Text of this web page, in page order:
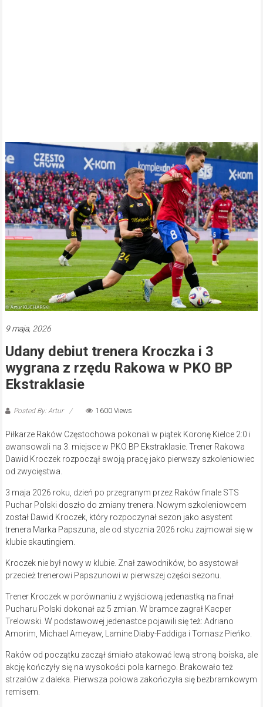
9 maja, 2026
Udany debiut trenera Kroczka i 3
wygrana z rzędu Rakowa w PKO BP
Ekstraklasie
Posted By: Artur 1600 Views
Piłkarze Raków Częstochowa pokonali w piątek Koronę Kielce 2:0 i
awansowali na 3. miejsce w PKO BP Ekstraklasie. Trener Rakowa
Dawid Kroczek rozpoczął swoją pracę jako pierwszy szkoleniowiec
od zwycięstwa.
3 maja 2026 roku, dzień po przegranym przez Raków finale STS
Puchar Polski doszło do zmiany trenera. Nowym szkoleniowcem
został Dawid Kroczek, który rozpoczynał sezon jako asystent
trenera Marka Papszuna, ale od stycznia 2026 roku zajmował się w
klubie skautingiem.
Kroczek nie był nowy w klubie. Znał zawodników, bo asystował
przecież trenerowi Papszunowi w pierwszej części sezonu.
Trener Kroczek w porównaniu z wyjściową jedenastką na finał
Pucharu Polski dokonał aż 5 zmian. W bramce zagrał Kacper
Trelowski. W podstawowej jedenastce pojawili się też: Adriano
Amorim, Michael Ameyaw, Lamine Diaby-Faddiga i Tomasz Pieńko.
Raków od początku zaczął śmiało atakować lewą stroną boiska, ale
akcję kończyły się na wysokości pola karnego. Brakowało też
strzałów z daleka. Pierwsza połowa zakończyła się bezbramkowym
remisem.